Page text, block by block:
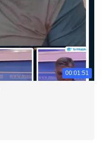
00:01:51